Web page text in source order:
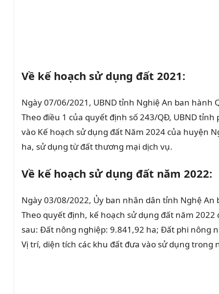
Về kế hoạch sử dụng đất 2021:
Ngày 07/06/2021, UBND tỉnh Nghiệ An ban hành
Theo điều 1 của quyết định số 243/QĐ, UBND
vào Kế hoạch sử dụng đất Năm 2024 của huyện
ha, sử dụng từ đất thương mại dịch vụ.
Về kế hoạch sử dụng đất năm 2022:
Ngày 03/08/2022, Ủy ban nhân dân tỉnh Nghệ
Theo quyết định, kế hoạch sử dụng đất năm
sau: Đất nông nghiệp: 9.841,92 ha; Đất phi nông
Vị trí, diện tích các khu đất đưa vào sử dụng